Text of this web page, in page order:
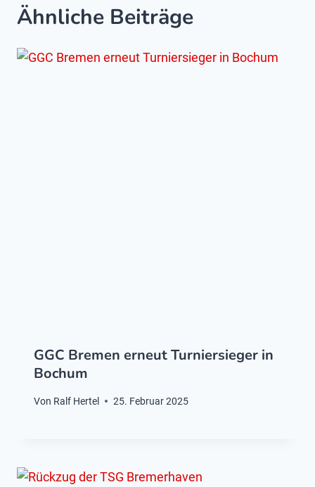
Ähnliche Beiträge
GGC Bremen erneut Turniersieger in
Bochum
Von Ralf Hertel 25. Februar 2025